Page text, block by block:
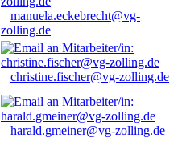
manuela.eckebrecht@vg-
zolling.de
christine.fischer@vg-zolling.de
harald.gmeiner@vg-zolling.de